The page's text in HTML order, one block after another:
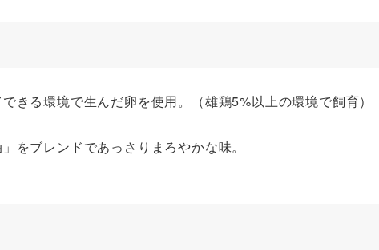
きる環境で生んだ卵を使用。（雄鶏5%以上の環境で飼育）
をブレンドであっさりまろやかな味。